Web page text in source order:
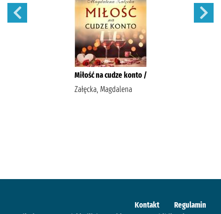
Miłość na cudze konto /
Załęcka, Magdalena
Kontakt
Regulamin